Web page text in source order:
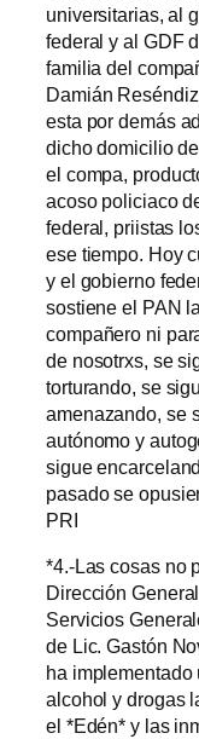
universitarias, al
federal y al GDF
familia del
Damián
esta por demás
dicho domicilio
el compa,
acoso policiaco
federal, priistas
ese tiempo. Hoy
y el gobierno
sostiene el PAN
compañero ni
de nosotrxs, se
torturando, se
amenazando, se
autónomo y
sigue
pasado se
PRI
*4.-Las cosas no
Dirección
Servicios
de Lic. Gastón
ha implementado
alcohol y drogas
el *Edén* y las